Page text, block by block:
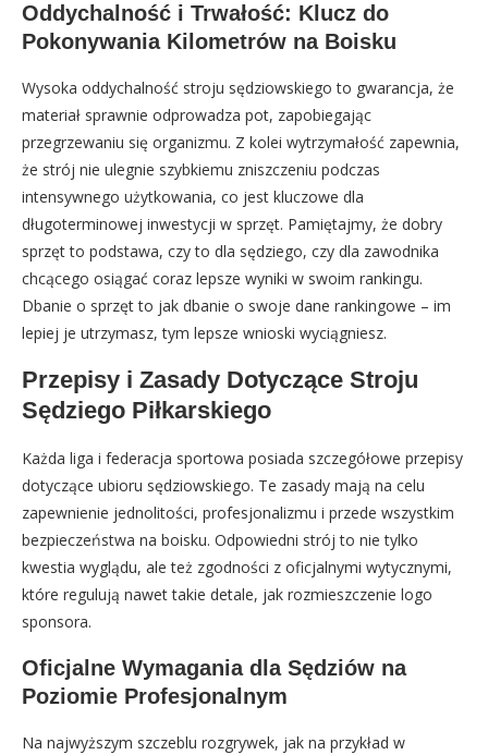
Oddychalność i Trwałość: Klucz do
Pokonywania Kilometrów na Boisku
Wysoka oddychalność stroju sędziowskiego to gwarancja, że
materiał sprawnie odprowadza pot, zapobiegając
przegrzewaniu się organizmu. Z kolei wytrzymałość zapewnia,
że strój nie ulegnie szybkiemu zniszczeniu podczas
intensywnego użytkowania, co jest kluczowe dla
długoterminowej inwestycji w sprzęt. Pamiętajmy, że dobry
sprzęt to podstawa, czy to dla sędziego, czy dla zawodnika
chcącego osiągać coraz lepsze wyniki w swoim rankingu.
Dbanie o sprzęt to jak dbanie o swoje dane rankingowe – im
lepiej je utrzymasz, tym lepsze wnioski wyciągniesz.
Przepisy i Zasady Dotyczące Stroju
Sędziego Piłkarskiego
Każda liga i federacja sportowa posiada szczegółowe przepisy
dotyczące ubioru sędziowskiego. Te zasady mają na celu
zapewnienie jednolitości, profesjonalizmu i przede wszystkim
bezpieczeństwa na boisku. Odpowiedni strój to nie tylko
kwestia wyglądu, ale też zgodności z oficjalnymi wytycznymi,
które regulują nawet takie detale, jak rozmieszczenie logo
sponsora.
Oficjalne Wymagania dla Sędziów na
Poziomie Profesjonalnym
Na najwyższym szczeblu rozgrywek, jak na przykład w